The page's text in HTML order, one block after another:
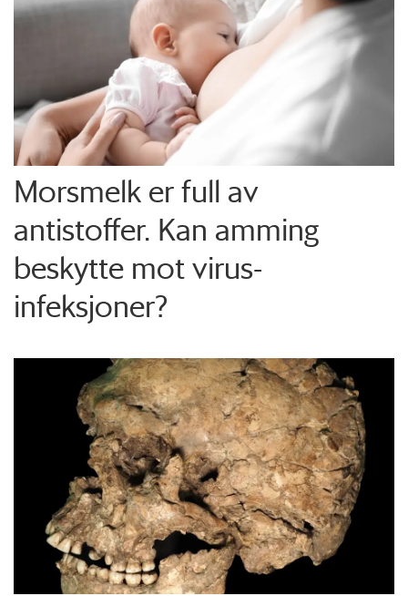
Morsmelk er full av
antistoffer. Kan amming
beskytte mot virus-
infeksjoner?